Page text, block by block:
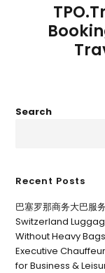
Search
Recent Posts
巴塞罗那商务大巴服
Switzerland
Without Heavy Bags
Executive
for Business &